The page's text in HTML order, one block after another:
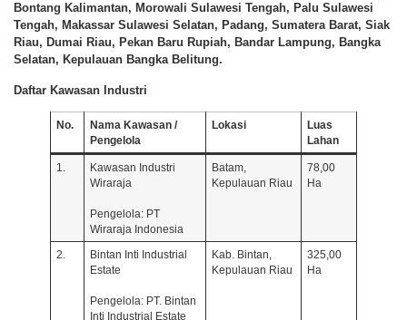
Bontang Kalimantan, Morowali Sulawesi Tengah, Palu Sulawesi
Tengah, Makassar Sulawesi Selatan, Padang, Sumatera Barat, Siak
Riau, Dumai Riau, Pekan Baru Rupiah, Bandar Lampung, Bangka
Selatan, Kepulauan Bangka Belitung.
Daftar Kawasan Industri
No.
Nama Kawasan /
Pengelola
Lokasi
Luas
Lahan
1.
Kawasan Industri
Wiraraja
Pengelola: PT
Wiraraja Indonesia
Batam,
Kepulauan Riau
78,00
Ha
2.
Bintan Inti Industrial
Estate
Pengelola: PT. Bintan
Inti Industrial Estate
Kab. Bintan,
Kepulauan Riau
325,00
Ha